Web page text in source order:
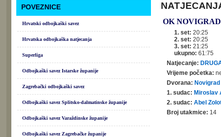
POVEZNICE
Hrvatski odbojkaški savez
Hrvatska odbojkaška natjecanja
Superliga
Odbojkaški savez Istarske županije
Zagrebački odbojkaški savez
Odbojkaški savez Splitsko-dalmatinske županije
Odbojkaški savez Varaždinske županije
Odbojkaški savez Zagrebačke županije
OK NOVIGRAD
1. set: 20:25
2. set: 20:25
3. set: 21:25
ukupno: 61:75
Natjecanje:
Vrijeme početka:
Dvorana: Novigrad
1. sudac: Miroslav
2. sudac: Abel
Broj utakmice: 14